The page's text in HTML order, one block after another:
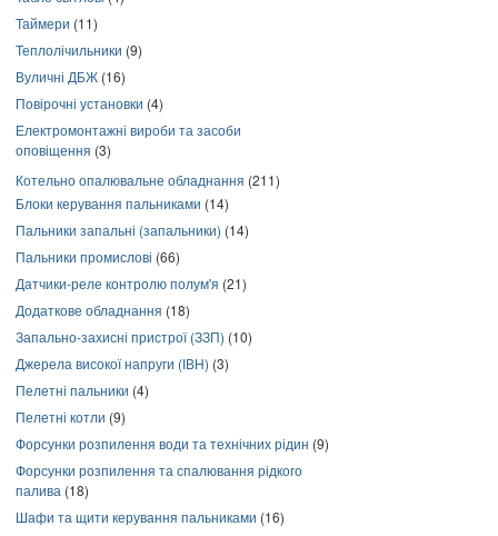
Таймери (11)
Теплолічильники (9)
Вуличні ДБЖ (16)
Повірочні установки (4)
Електромонтажні вироби та засоби
оповіщення (3)
Котельно опалювальне обладнання (211)
Блоки керування пальниками (14)
Пальники запальні (запальники) (14)
Пальники промислові (66)
Датчики-реле контролю полум'я (21)
Додаткове обладнання (18)
Запально-захисні пристрої (ЗЗП) (10)
Джерела високої напруги (ІВН) (3)
Пелетні пальники (4)
Пелетні котли (9)
Форсунки розпилення води та технічних рідин (9)
Форсунки розпилення та спалювання рідкого
палива (18)
Шафи та щити керування пальниками (16)